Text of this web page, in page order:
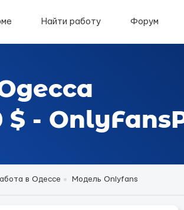
Найти работу Форум
-
в Одессе Модель Onlyfans